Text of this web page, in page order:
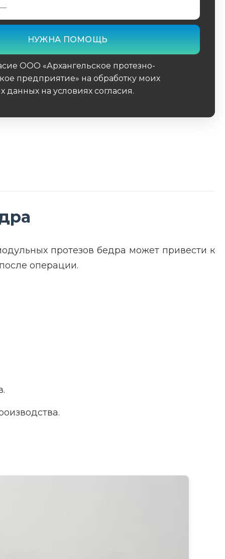
ООО «Архангельское протезно-
предприятие» на обработку моих
данных на условияхсогласия.
протезов бедра может привести к
операции.